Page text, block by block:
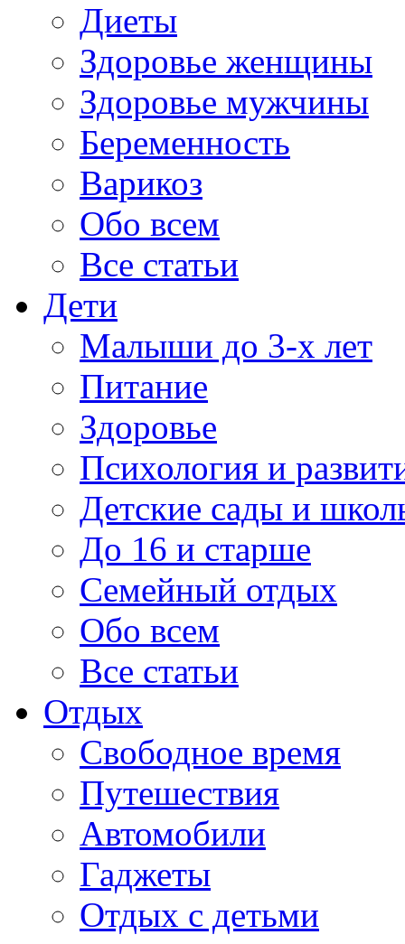
Диеты
Здоровье женщины
Здоровье мужчины
Беременность
Варикоз
Обо всем
Все статьи
Дети
Малыши до 3-х лет
Питание
Здоровье
Психология и
Детские сады и
До 16 и старше
Семейный отдых
Обо всем
Все статьи
Отдых
Свободное время
Путешествия
Автомобили
Гаджеты
Отдых с детьми